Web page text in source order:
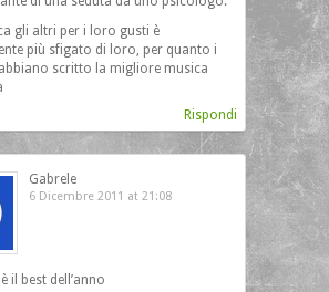
gli altri per i loro gusti è
più sfigato di loro, per quanto i
scritto la migliore musica
Rispondi
Gabrele
6 Dicembre 2011 at 21:08
il best dell’anno